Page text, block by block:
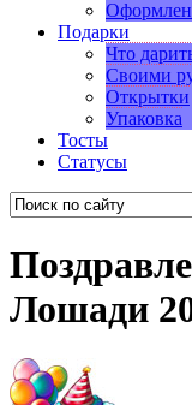
Подарки
Что
Своими
Открытки
Упаковка
Тосты
Статусы
Лошади